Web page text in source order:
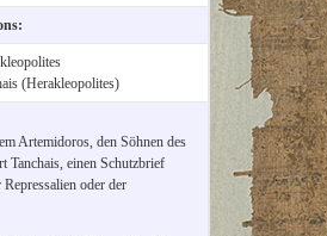
(Herakleopolites)
Artemidoros, den Söhnen des
Tanchais, einen Schutzbrief
oder der